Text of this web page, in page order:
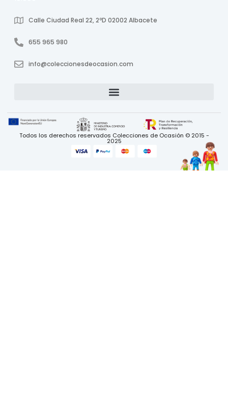
Calle Ciudad Real 22, 2ºD 02002 Albacete
655 965 980
info@coleccionesdeocasion.com
Todos los derechos reservados Colecciones de Ocasión © 2015 -
2025